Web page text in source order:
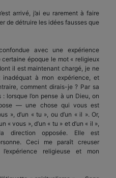
arrivé, j’ai eu rarement à faire
de détruire les idées fausses que
avec une expérience
certaine époque le mot « religieux
il est maintenant chargé, je ne
inadéquat à mon expérience, et
comment dirais-je ? Par sa
lorsque l’on pense à un Dieu, on
— une chose qui vous est
», d’un « tu », ou d’un « il ». Or,
« vous », d’un « tu » et d’un « il »,
direction opposée. Elle est
Ceci me paraît creuser
religieuse et mon